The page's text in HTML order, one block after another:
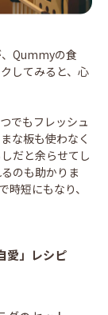
Qummyの食
してみると、心
でもフレッシュ
な板も使わなく
だと余らせてし
のも助かりま
短にもなり、
愛」レシピ